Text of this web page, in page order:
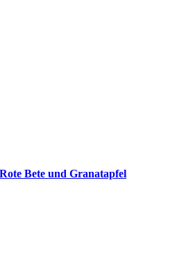
Bete und Granatapfel